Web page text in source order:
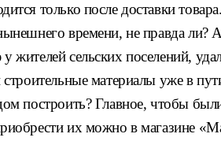
только после доставки
времени, не правда ли?
жителей сельских поселений,
материалы уже в
построить? Главное, чтобы
их можно в магазине